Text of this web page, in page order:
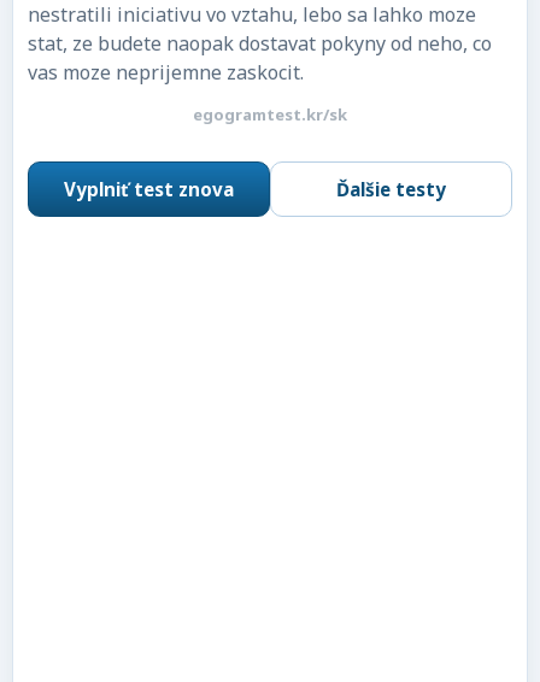
nestratili iniciativu vo vztahu, lebo sa lahko moze
stat, ze budete naopak dostavat pokyny od neho, co
vas moze neprijemne zaskocit.
egogramtest.kr/sk
Vyplniť test znova Ďalšie testy